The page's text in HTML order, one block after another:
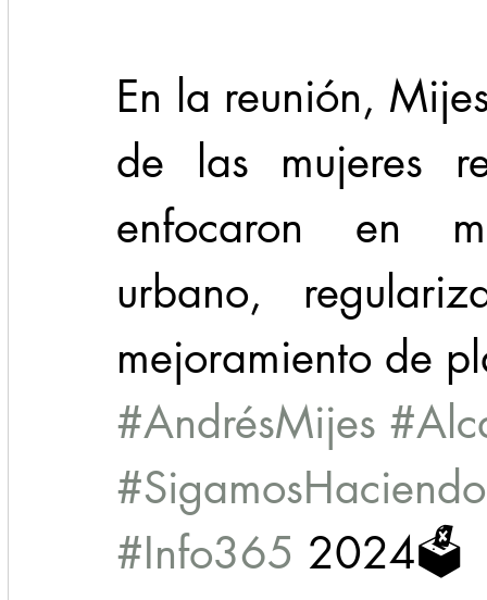
En la reunión,
de las mujeres
enfocaron en
urbano,
mejoramiento de
#AndrésMijes
#Info365 2024🗳️